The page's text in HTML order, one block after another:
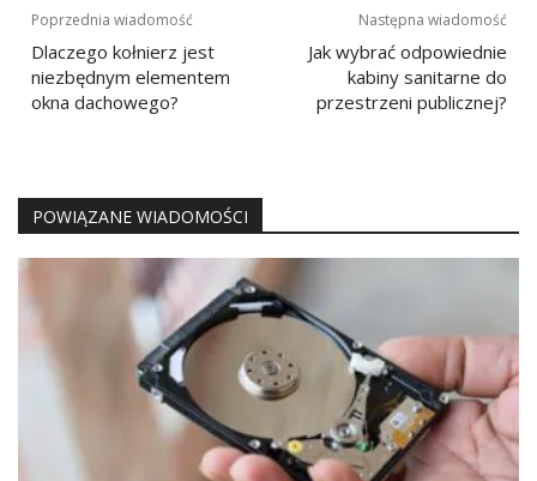
Nawigacja
wpisu
Poprzednia wiadomość
Dlaczego kołnierz jest
niezbędnym elementem
okna dachowego?
Następna wiadomość
Jak wybrać odpowiednie
kabiny sanitarne do
przestrzeni publicznej?
POWIĄZANE WIADOMOŚCI